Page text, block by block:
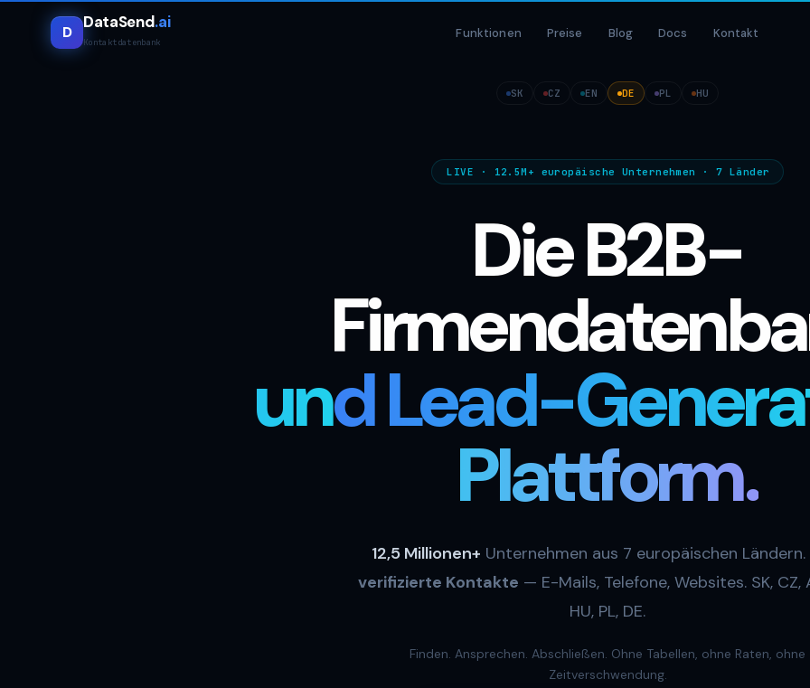
D
DataSend.ai
Kontaktdatenbank
Funktionen Preise Blog Docs Kontakt
SK CZ EN DE PL HU
LIVE · 12.5M+ europäische Unternehmen · 7 Länder
Die B2B-
und Lead-
Plattform.
12,5 Millionen+ Unternehmen aus 7 europäischen Ländern.
verifizierte Kontakte — E-Mails, Telefone, Websites. SK, CZ,
HU, PL, DE.
Finden. Ansprechen. Abschließen. Ohne Tabellen, ohne Raten, ohne
Zeitverschwendung.